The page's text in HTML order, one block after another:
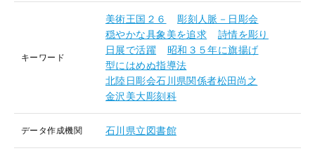
キーワード
美術王国２６
彫刻人脈－日彫会
穏やかな具象美を追求
詩情を彫り
日展で活躍
昭和３５年に旗揚げ
型にはめぬ指導法
北陸日彫会石川県関係者松田尚之
金沢美大彫刻科
データ作成機関 石川県立図書館